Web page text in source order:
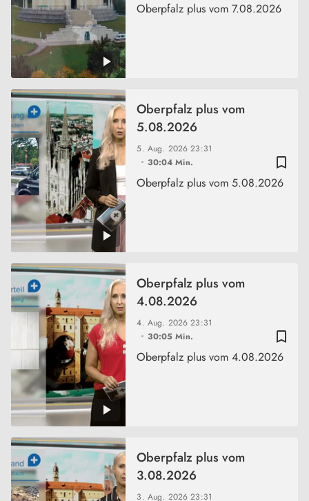
Oberpfalz plus vom 7.08.2026
bookmark_border
5. Aug. 202623:31
30:04 Min.
Oberpfalz plus vom
5.08.2026
Oberpfalz plus vom 5.08.2026
bookmark_border
4. Aug. 202623:31
30:05 Min.
Oberpfalz plus vom
4.08.2026
Oberpfalz plus vom 4.08.2026
3. Aug. 202623:31
Oberpfalz plus vom
3.08.2026